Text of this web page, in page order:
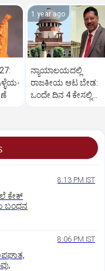
1 year ago
ನ್ಯಾಯಾಲಯದಲ್ಲಿ
ರಾಜಕೀಯ ಆಟ ಬೇಡ:
ಒಂದೇ ದಿನ 4 ಕೇಸಲ್ಲಿ
8:13 PM IST
ಕೇಕ್
ಬಂಧನ
8:06 PM IST